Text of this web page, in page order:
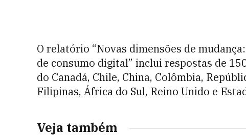
O relatório “Novas dimensões de
de consumo digital” inclui respostas de
do Canadá, Chile, China, Colômbia,
Filipinas, África do Sul, Reino Unido e
Veja também